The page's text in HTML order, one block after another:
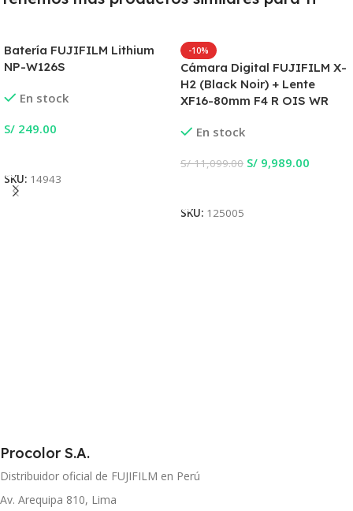
Batería FUJIFILM Lithium
NP-W126S
En stock
S/ 249.00
SKU: 14943
-10%
Cámara Digital FUJIFILM X-
H2 (Black Noir) + Lente
XF16-80mm F4 R OIS WR
En stock
S/11,099.00 S/ 9,989.00
SKU: 125005
Procolor S.A.
Distribuidor oficial de FUJIFILM en Perú
Av. Arequipa 810, Lima